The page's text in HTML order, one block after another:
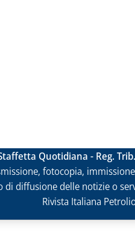
Quotidiana - Reg.
fotocopia,
di diffusione delle notizie o
Rivista Italiana